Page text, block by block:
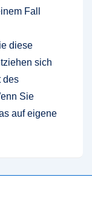
Fall
diese
sich
des
Sie
auf eigene